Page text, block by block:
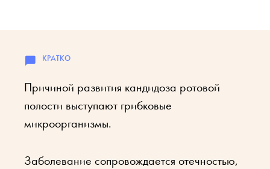
Причиной развития кандидоза ротовой
полости выступают грибковые
микроорганизмы.
Заболевание сопровождается отечностью,